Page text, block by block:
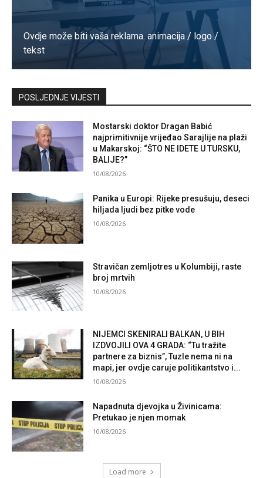
Ovdje može biti vaša reklama. animacija / logo /
tekst
Kontaktirajte nas
POSLJEDNJE VIJESTI
Mostarski doktor Dragan Babić
najprimitivnije vrijeđao Sarajlije na plaži
u Makarskoj: “ŠTO NE IDETE U TURSKU,
BALIJE?”
10/08/2026
Panika u Europi: Rijeke presušuju, deseci
hiljada ljudi bez pitke vode
10/08/2026
Stravičan zemljotres u Kolumbiji, raste
broj mrtvih
10/08/2026
NIJEMCI SKENIRALI BALKAN, U BIH
IZDVOJILI OVA 4 GRADA: “Tu tražite
partnere za biznis”, Tuzle nema ni na
mapi, jer ovdje caruje politikantstvo i...
10/08/2026
Napadnuta djevojka u Živinicama:
Pretukao je njen momak
10/08/2026
Load more